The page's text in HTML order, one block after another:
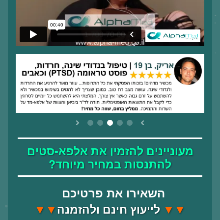
מעוניינים להזמין את אלפא-סטים
להתנסות במחיר מיוחד?